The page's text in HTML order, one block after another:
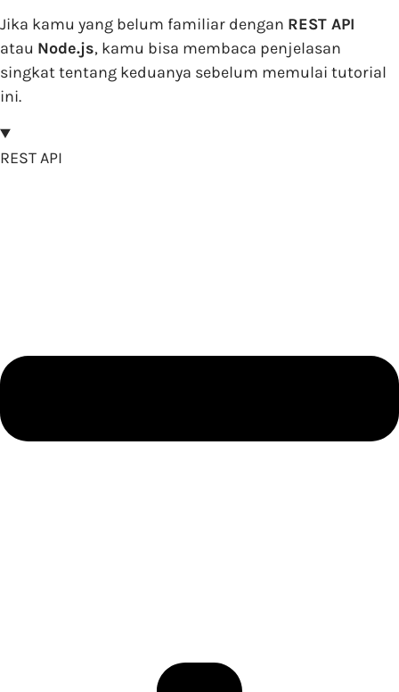
Jika kamu yang belum familiar dengan REST API
atau Node.js, kamu bisa membaca penjelasan
singkat tentang keduanya sebelum memulai tutorial
ini.
REST API